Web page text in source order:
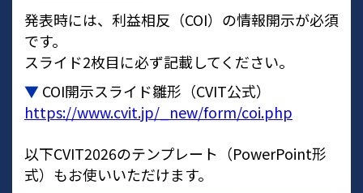
発表時には、利益相反（COI）の情報開示が必須
です。
スライド2枚目に必ず記載してください。
▼COI開示スライド雛形（CVIT公式）
https://www.cvit.jp/_new/form/coi.php
以下CVIT2026のテンプレート（PowerPoint形
式）もお使いいただけます。